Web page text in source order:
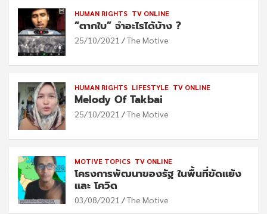
HUMAN RIGHTS TV ONLINE
“ตากใบ” จำอะไรได้บ้าง ?
25/10/2021 The Motive
HUMAN RIGHTS LIFESTYLE TV ONLINE
Melody Of Takbai
25/10/2021 The Motive
MOTIVE TOPICS TV ONLINE
โครงการพัฒนาของรัฐ ในพื้นที่ขัดแย้ง
และ โควิด
03/08/2021 The Motive